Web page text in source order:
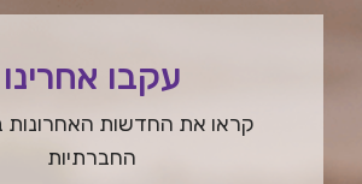
עקבו אחרינו
קראו את החדשות האחרונות
החברתיות